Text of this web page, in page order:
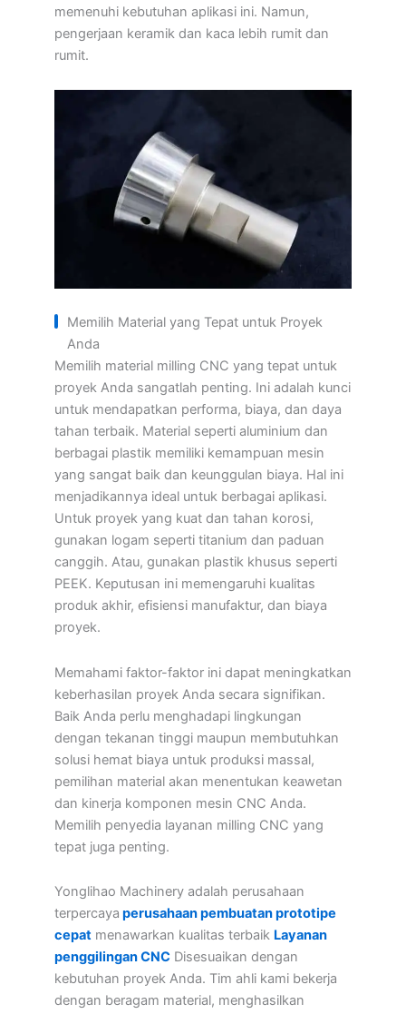
memenuhi kebutuhan aplikasi ini. Namun,
pengerjaan keramik dan kaca lebih rumit dan
rumit.
Memilih Material yang Tepat untuk Proyek
Anda
Memilih material milling CNC yang tepat untuk
proyek Anda sangatlah penting. Ini adalah kunci
untuk mendapatkan performa, biaya, dan daya
tahan terbaik. Material seperti aluminium dan
berbagai plastik memiliki kemampuan mesin
yang sangat baik dan keunggulan biaya. Hal ini
menjadikannya ideal untuk berbagai aplikasi.
Untuk proyek yang kuat dan tahan korosi,
gunakan logam seperti titanium dan paduan
canggih. Atau, gunakan plastik khusus seperti
PEEK. Keputusan ini memengaruhi kualitas
produk akhir, efisiensi manufaktur, dan biaya
proyek.
Memahami faktor-faktor ini dapat meningkatkan
keberhasilan proyek Anda secara signifikan.
Baik Anda perlu menghadapi lingkungan
dengan tekanan tinggi maupun membutuhkan
solusi hemat biaya untuk produksi massal,
pemilihan material akan menentukan keawetan
dan kinerja komponen mesin CNC Anda.
Memilih penyedia layanan milling CNC yang
tepat juga penting.
Yonglihao Machinery adalah perusahaan
terpercaya perusahaan pembuatan prototipe
cepat menawarkan kualitas terbaik Layanan
penggilingan CNC Disesuaikan dengan
kebutuhan proyek Anda. Tim ahli kami bekerja
dengan beragam material, menghasilkan